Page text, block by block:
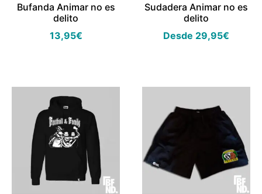
Bufanda Animar no es
delito
13,95€
Sudadera Animar no es
delito
Desde 29,95€